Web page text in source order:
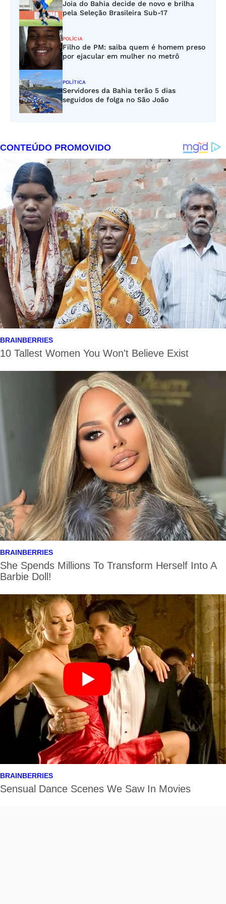
Joia do Bahia decide de novo e brilha
pela Seleção Brasileira Sub-17
POLÍCIA
Filho de PM: saiba quem é homem preso
por ejacular em mulher no metrô
POLÍTICA
Servidores da Bahia terão 5 dias
seguidos de folga no São João